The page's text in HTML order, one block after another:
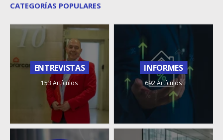
CATEGORÍAS POPULARES
ENTREVISTAS
153 Artículos
INFORMES
692 Artículos